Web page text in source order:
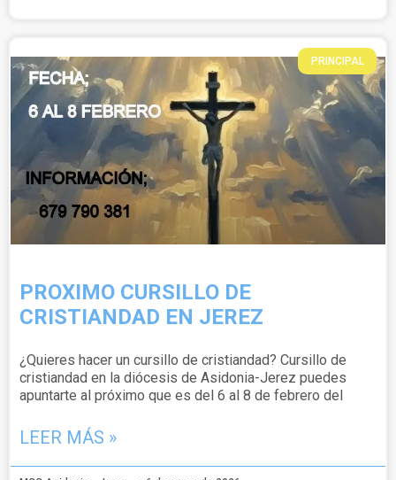
PRINCIPAL
PROXIMO CURSILLO DE
CRISTIANDAD EN JEREZ
¿Quieres hacer un cursillo de cristiandad? Cursillo de
cristiandad en la diócesis de Asidonia-Jerez puedes
apuntarte al próximo que es del 6 al 8 de febrero del
LEER MÁS »